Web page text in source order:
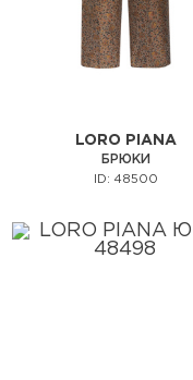
LORO PIANA
БРЮКИ
ID: 48500